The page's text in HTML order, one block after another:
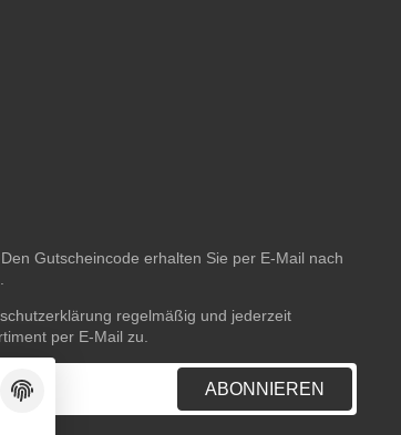
Gutscheincode erhalten Sie per E-Mail nach
regelmäßig und jederzeit
per E-Mail zu.
ABONNIEREN